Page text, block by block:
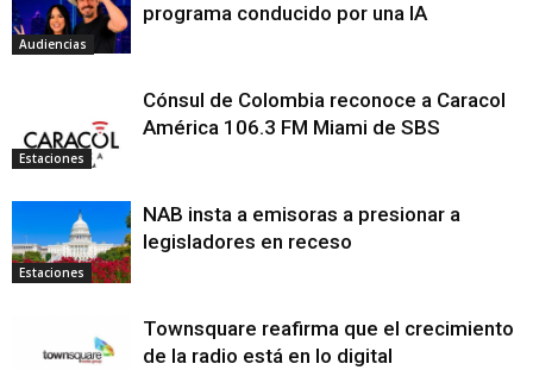
Audiencias
programa conducido por una IA
Estaciones
Cónsul de Colombia reconoce a Caracol
América 106.3 FM Miami de SBS
Estaciones
NAB insta a emisoras a presionar a
legisladores en receso
Townsquare reafirma que el crecimiento
de la radio está en lo digital